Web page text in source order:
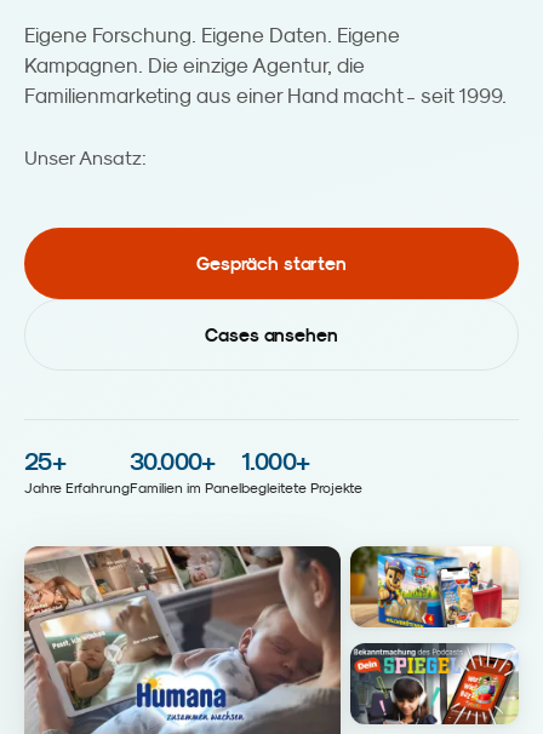
Eigene Forschung. Eigene Daten. Eigene
Kampagnen. Die einzige Agentur, die
Familienmarketing aus einer Hand macht - seit 1999.
Unser Ansatz:
Gespräch starten
Cases ansehen
25+
Jahre Erfahrung
30.000+
Familien im Panel
1.000+
begleitete Projekte